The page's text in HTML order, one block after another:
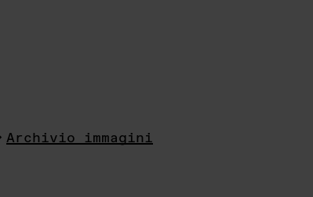
Archivio immagini